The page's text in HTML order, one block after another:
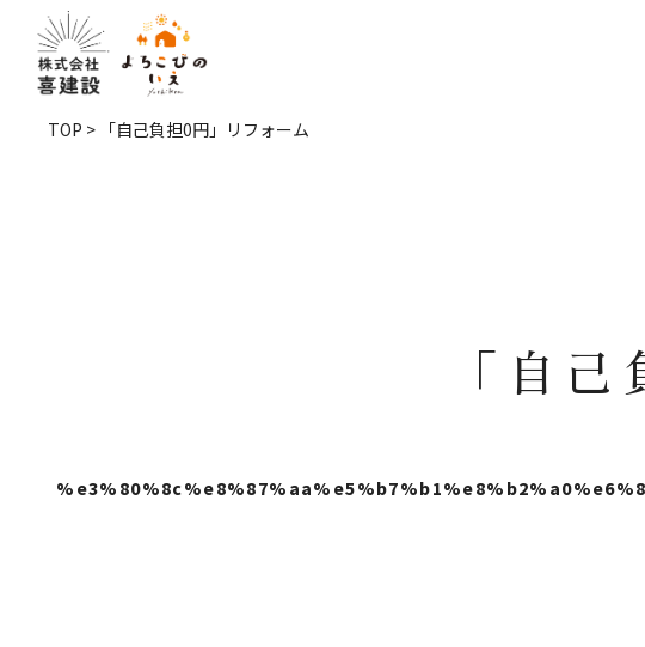
TOP > 「自己負担0円」リフォーム
「自